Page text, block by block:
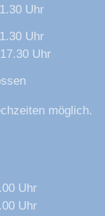
Uhr
Uhr
Uhr
möglich.
Uhr
Uhr